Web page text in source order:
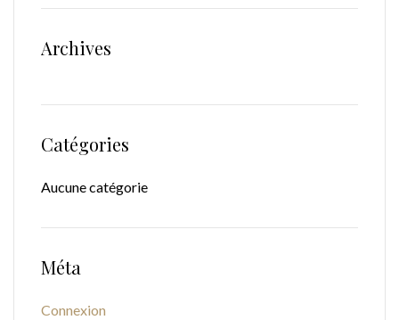
Archives
Catégories
Aucune catégorie
Méta
Connexion